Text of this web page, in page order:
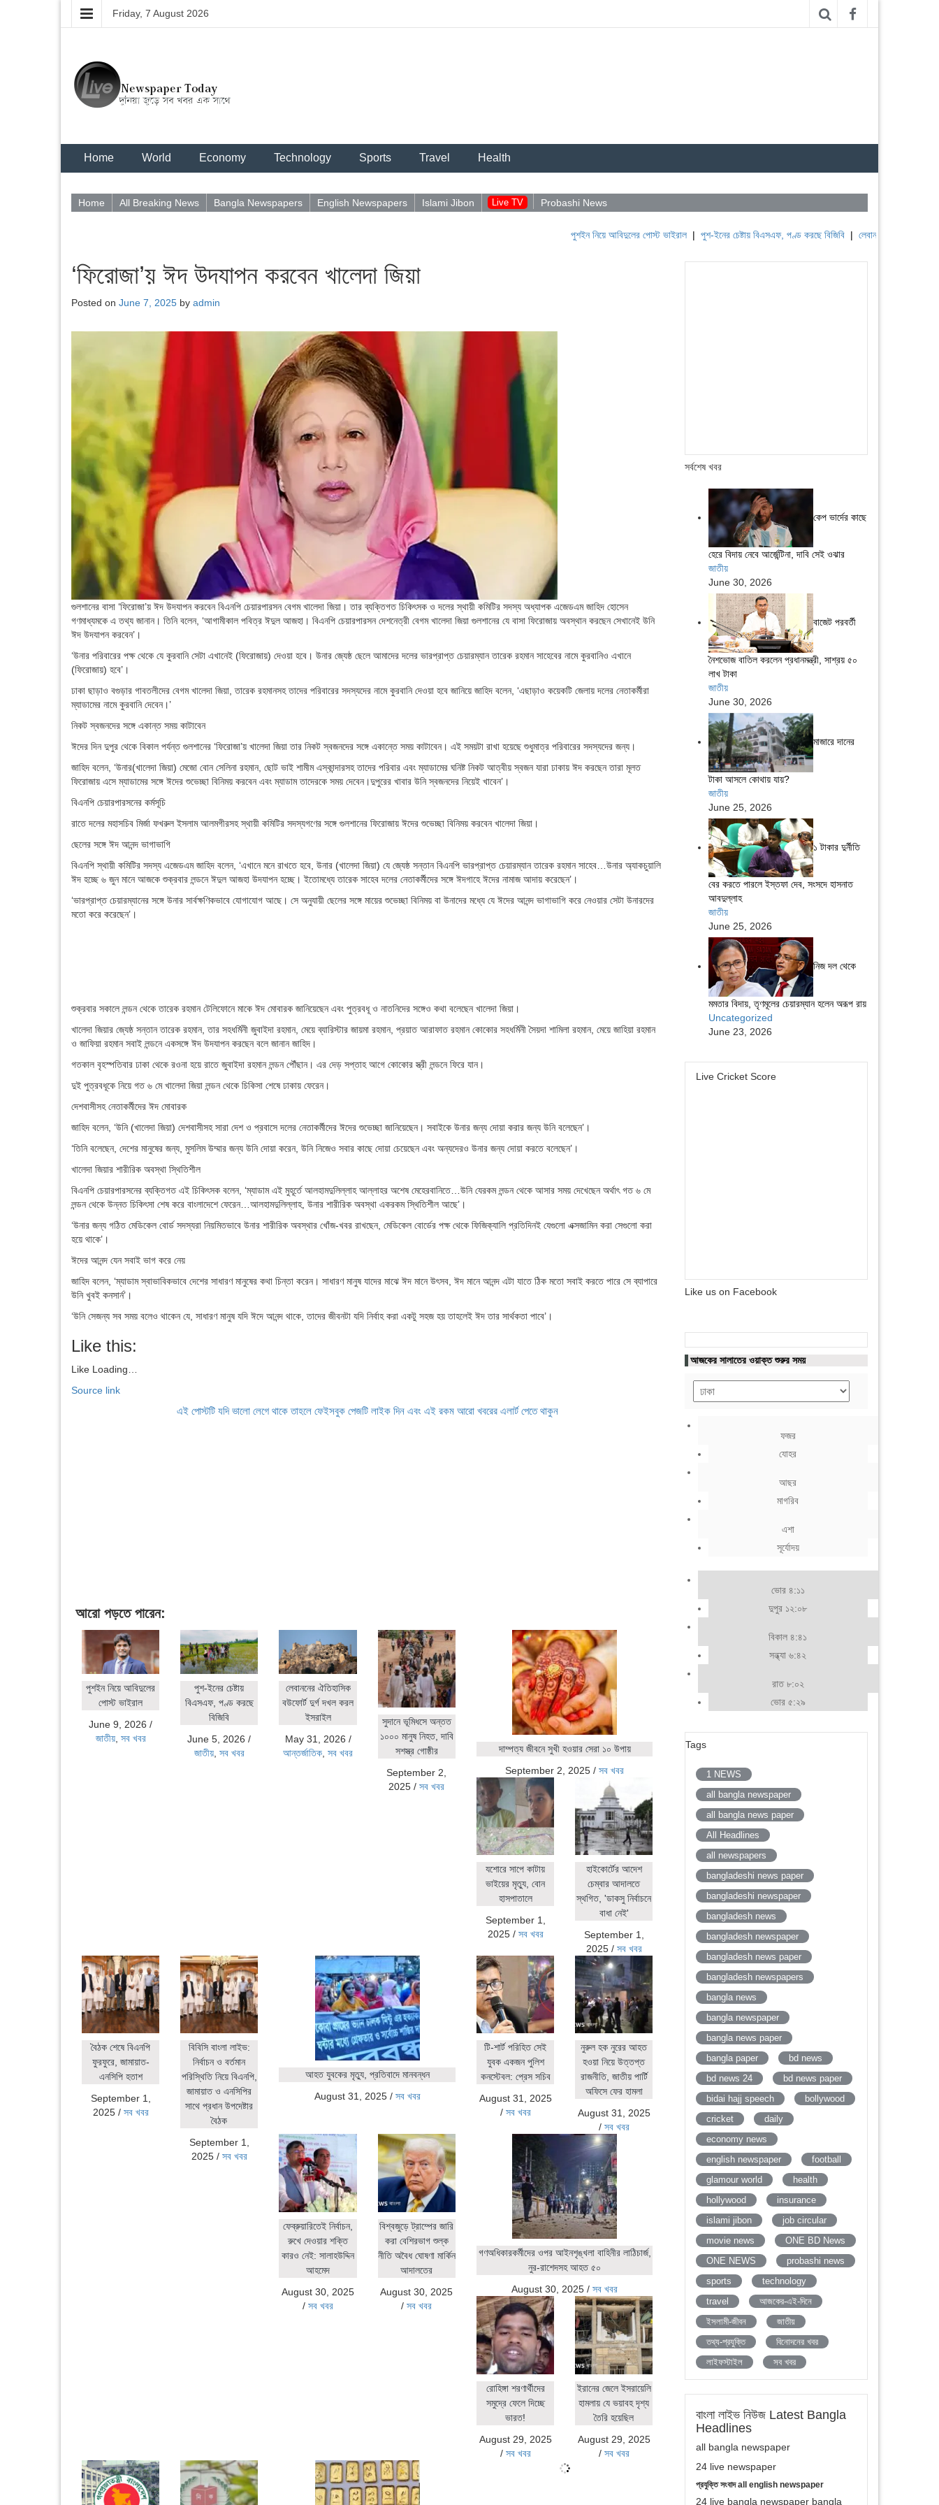
Friday, 7 August 2026
Home World Economy Technology Sports Travel Health
Home All Breaking News Bangla Newspapers English Newspapers Islami Jibon Live TV Probashi News
পুশইন নিয়ে আবিদুলের পোস্ট ভাইরাল|পুশ-ইনের চেষ্টায় বিএসএফ, পণ্ড করছে বিজিবি| লেবাননের ঐতিহাসিক বউফোর্ট দুর্গ
‘ফিরোজা’য় ঈদ উদযাপন করবেন খালেদা জিয়া
Posted on June 7, 2025 by admin
গুলশানের বাসা ‘ফিরোজা’য় ঈদ উদযাপন করবেন বিএনপি চেয়ারপারসন বেগম খালেদা জিয়া। তার ব্যক্তিগত চিকিৎসক ও দলের স্থায়ী কমিটির সদস্য অধ্যাপক এজেডএম জাহিদ হোসেন
গণমাধ্যমকে এ তথ্য জানান। তিনি বলেন, ‘আগামীকাল পবিত্র ঈদুল আজহা। বিএনপি চেয়ারপারসন দেশনেত্রী বেগম খালেদা জিয়া গুলশানের যে বাসা ফিরোজায় অবস্থান করছেন সেখানেই উনি
ঈদ উদযাপন করবেন’।
‘উনার পরিবারের পক্ষ থেকে যে কুরবানি সেটা এখানেই (ফিরোজায়) দেওয়া হবে। উনার জ্যেষ্ঠ ছেলে আমাদের দলের ভারপ্রাপ্ত চেয়ারম্যান তারেক রহমান সাহেবের নামে কুরবানিও এখানে
(ফিরোজায়) হবে’।
ঢাকা ছাড়াও বগুড়ার গাবতলীদের বেগম খালেদা জিয়া, তারেক রহমানসহ তাদের পরিবারের সদস্যদের নামে কুরবানি দেওয়া হবে জানিয়ে জাহিদ বলেন, ‘এছাড়াও কয়েকটি জেলায় দলের নেতাকর্মীরা
ম্যাডামের নামে কুরবানি দেবেন।’
নিকট স্বজনদের সঙ্গে একান্ত সময় কাটাবেন
ঈদের দিন দুপুর থেকে বিকাল পর্যন্ত গুলশানের ‘ফিরোজা’য় খালেদা জিয়া তার নিকট স্বজনদের সঙ্গে একান্তে সময় কাটাবেন। এই সময়টা রাখা হয়েছে শুধুমাত্র পরিবারের সদস্যদের জন্য।
জাহিদ বলেন, ‘উনার(খালেদা জিয়া) মেজো বোন সেলিনা রহমান, ছোট ভাই শামীম এস্কান্দারসহ তাদের পরিবার এবং ম্যাডামের ঘনিষ্ট নিকট আত্বীয় স্বজন যারা ঢাকায় ঈদ করছেন তারা মূলত
ফিরোজায় এসে ম্যাডামের সঙ্গে ঈদের শুভেচ্ছা বিনিময় করবেন এবং ম্যাডাম তাদেরকে সময় দেবেন।দুপুরের খাবার উনি স্বজনদের নিয়েই খাবেন’।
বিএনপি চেয়ারপারসনের কর্মসূচি
রাতে দলের মহাসচিব মির্জা ফখরুল ইসলাম আলমগীরসহ স্থায়ী কমিটির সদস্যগণের সঙ্গে গুলশানের ফিরোজায় ঈদের শুভেচ্ছা বিনিময় করবেন খালেদা জিয়া।
ছেলের সঙ্গে ঈদ আনন্দ ভাগাভাগি
বিএনপি স্থায়ী কমিটির সদস্য এজেডএম জাহিদ বলেন, ‘এখানে মনে রাখতে হবে, উনার (খালেদা জিয়া) যে জ্যেষ্ঠ সন্তান বিএনপি ভারপ্রাপ্ত চেয়ারম্যান তারেক রহমান সাহেব…উনার অ্যাকচুয়ালি
ঈদ হচ্ছে ৬ জুন মানে আজকে শুক্রবার লন্ডনে ঈদুল আজহা উদযাপন হচ্ছে। ইতোমধ্যে তারেক সাহেব দলের নেতাকর্মীদের সঙ্গে ঈদগাহে ঈদের নামাজ আদায় করেছেন’।
‘ভারপ্রাপ্ত চেয়ারম্যানের সঙ্গে উনার সার্বক্ষণিকভাবে যোগাযোগ আছে। সে অনুযায়ী ছেলের সঙ্গে মায়ের শুভেচ্ছা বিনিময় বা উনাদের মধ্যে যে ঈদের আনন্দ ভাগাভাগি করে নেওয়ার সেটা উনারদের
মতো করে করেছেন’।
শুক্রবার সকালে লন্ডন থেকে তারেক রহমান টেলিফোনে মাকে ঈদ মোবারক জানিয়েছেন এবং পুত্রবধূ ও নাতনিদের সঙ্গেও কথা বলেছেন খালেদা জিয়া।
খালেদা জিয়ার জ্যেষ্ঠ সন্তান তারেক রহমান, তার সহধর্মিনী জুবাইদা রহমান, মেয়ে ব্যারিস্টার জায়মা রহমান, প্রয়াত আরাফাত রহমান কোকোর সহধর্মিনী সৈয়দা শামিলা রহমান, মেয়ে জাহিয়া রহমান
ও জাফিয়া রহমান সবাই লন্ডনে একসঙ্গে ঈদ উদযাপন করছেন বলে জানান জাহিদ।
গতকাল বৃহস্পতিবার ঢাকা থেকে রওনা হয়ে রাতে জুবাইদা রহমান লন্ডন পৌঁছান। এর দেড় সপ্তাহ আগে কোকোর স্ত্রী লন্ডনে ফিরে যান।
দুই পুত্রবধূকে নিয়ে গত ৬ মে খালেদা জিয়া লন্ডন থেকে চিকিসা শেষে ঢাকায় ফেরেন।
দেশবাসীসহ নেতাকর্মীদের ঈদ মোবারক
জাহিদ বলেন, ‘উনি (খালেদা জিয়া) দেশবাসীসহ সারা দেশ ও প্রবাসে দলের নেতাকর্মীদের ঈদের শুভেচ্ছা জানিয়েছেন। সবাইকে উনার জন্য দোয়া করার জন্য উনি বলেছেন’।
‘তিনি বলেছেন, দেশের মানুষের জন্য, মুসলিম উম্মার জন্য উনি দোয়া করেন, উনি নিজেও সবার কাছে দোয়া চেয়েছেন এবং অন্যদেরও উনার জন্য দোয়া করতে বলেছেন’।
খালেদা জিয়ার শারীরিক অবস্থা স্থিতিশীল
বিএনপি চেয়ারপারসনের ব্যক্তিগত এই চিকিৎসক বলেন, ‘ম্যাডাম এই মুহূর্তে আলহামদুলিল্লাহ আল্লাহর অশেষ মেহেরবানিতে…উনি যেরকম লন্ডন থেকে আসার সময় দেখেছেন অর্থাৎ গত ৬ মে
লন্ডন থেকে উন্নত চিকিৎসা শেষ করে বাংলাদেশে ফেরেন…আলহামদুলিল্লাহ, উনার শারীরিক অবস্থা একরকম স্থিতিশীল আছে’।
‘উনার জন্য গঠিত মেডিকেল বোর্ড সদস্যরা নিয়মিতভাবে উনার শারীরিক অবস্থার খোঁজ-খবর রাখছেন, মেডিকেল বোর্ডের পক্ষ থেকে ফিজিক্যালি প্রতিদিনই যেগুলো এক্সজামিন করা সেগুলো করা
হয়ে থাকে’।
ঈদের আনন্দ যেন সবাই ভাগ করে নেয়
জাহিদ বলেন, ‘ম্যাডাম স্বাভাবিকভাবে দেশের সাধারণ মানুষের কথা চিন্তা করেন। সাধারণ মানুষ যাদের মাঝে ঈদ মানে উৎসব, ঈদ মানে আনন্দ এটা যাতে ঠিক মতো সবাই করতে পারে সে ব্যাপারে
উনি খুবই কনসার্ন’।
‘উনি সেজন্য সব সময় বলেও থাকেন যে, সাধারণ মানুষ যদি ঈদে আনন্দ থাকে, তাদের জীবনটা যদি নির্বাহ করা একটু সহজ হয় তাহলেই ঈদ তার সার্থকতা পাবে’।
Like this:
Like Loading…
Source link
এই পোস্টটি যদি ভালো লেগে থাকে তাহলে ফেইসবুক পেজটি লাইক দিন এবং এই রকম আরো খবরের এলার্ট পেতে থাকুন
আরো পড়তে পারেন:
পুশইন নিয়ে আবিদুলের
পোস্ট ভাইরাল
June 9, 2026 /
জাতীয়, সব খবর
পুশ-ইনের চেষ্টায়
বিএসএফ, পণ্ড করছে
বিজিবি
June 5, 2026 /
জাতীয়, সব খবর
লেবাননের ঐতিহাসিক
বউফোর্ট দুর্গ দখল করল
ইসরাইল
May 31, 2026 /
আন্তর্জাতিক ,সব খবর
সুদানে ভূমিধসে অন্তত
১০০০ মানুষ নিহত, দাবি
সশস্ত্র গোষ্ঠীর
September 2,
2025 /সব খবর
দাম্পত্য জীবনে সুখী হওয়ার সেরা ১০ উপায়
September 2, 2025 /সব খবর
যশোরে সাপে কাটায়
ভাইয়ের মৃত্যু, বোন
হাসপাতালে
September 1,
2025/ সব খবর
হাইকোর্টের আদেশ
চেম্বার আদালতে
স্থগিত, 'ডাকসু নির্বাচনে
বাধা নেই'
September 1,
2025/ সব খবর
বৈঠক শেষে বিএনপি
ফুরফুরে, জামায়াত-
এনসিপি হতাশ
September 1,
2025/ সব খবর
বিবিসি বাংলা লাইভ:
নির্বাচন ও বর্তমান
পরিস্থিতি নিয়ে বিএনপি,
জামায়াত ও এনসিপির
সাথে প্রধান উপদেষ্টার
বৈঠক
September 1,
2025/ সব খবর
আহত যুবকের মৃত্যু, প্রতিবাদে মানবন্ধন
August 31, 2025/ সব খবর
টি-শার্ট পরিহিত সেই
যুবক একজন পুলিশ
কনস্টেবল: প্রেস সচিব
August 31, 2025
/ সব খবর
নুরুল হক নুরের আহত
হওয়া নিয়ে উত্তপ্ত
রাজনীতি, জাতীয় পার্টি
অফিসে ফের হামলা
August 31, 2025
/ সব খবর
ফেব্রুয়ারিতেই নির্বাচন,
রুখে দেওয়ার শক্তি
কারও নেই: সালাহউদ্দিন
আহমেদ
August 30, 2025
/সব খবর
বিশ্বজুড়ে ট্রাম্পের জারি
করা বেশিরভাগ শুল্ক
নীতি অবৈধ ঘোষণা মার্কিন
আদালতের
August 30, 2025
/সব খবর
গণঅধিকারকর্মীদের ওপর আইনশৃঙ্খলা বাহিনীর লাঠিচার্জ,
নুর-রাশেদসহ আহত ৫০
August 30, 2025 /সব খবর
রোহিঙ্গা শরণার্থীদের
সমুদ্রে ফেলে দিচ্ছে
ভারত!
August 29, 2025
/ সব খবর
ইরানের জেলে ইসরায়েলি
হামলায় যে ভয়াবহ দৃশ্য
তৈরি হয়েছিল
August 29, 2025
/ সব খবর
সর্বশেষ খবর
কেপ ভার্দের কাছে
হেরে বিদায় নেবে আর্জেন্টিনা, দাবি সেই ওঝার
জাতীয়
June 30, 2026
বাজেট পরবর্তী
নৈশভোজ বাতিল করলেন প্রধানমন্ত্রী, সাশ্রয় ৫০
লাখ টাকা
জাতীয়
June 30, 2026
মাজারে দানের
টাকা আসলে কোথায় যায়?
জাতীয়
June 25, 2026
১ টাকার দুর্নীতি
বের করতে পারলে ইস্তফা দেব, সংসদে হাসনাত
আবদুল্লাহ
জাতীয়
June 25, 2026
নিজ দল থেকে
মমতার বিদায়, তৃণমূলের চেয়ারম্যান হলেন অরূপ রায়
Uncategorized
June 23, 2026
Live Cricket Score
Like us on Facebook
আজকের সালাতের ওয়াক্ত শুরুর সময়
ফজর
যোহর
আছর
মাগরিব
এশা
সূর্যোদয়
ভোর ৪:১১
দুপুর ১২:০৮
বিকাল ৪:৪১
সন্ধ্যা ৬:৪২
রাত ৮:০২
ভোর ৫:২৯
Tags
1 NEWS
all bangla newspaper
all bangla news paper
All Headlines
all newspapers
bangladeshi news paper
bangladeshi newspaper
bangladesh news
bangladesh newspaper
bangladesh news paper
bangladesh newspapers
bangla news
bangla newspaper
bangla news paper
bangla paper
bd news
bd news 24
bd news paper
bidai hajj speech
bollywood
cricket
daily
economy news
english newspaper
football
glamour world
health
hollywood
insurance
islami jibon
job circular
movie news
ONE BD News
ONE NEWS
probashi news
sports
technology
travel
আজকের-এই-দিনে
ইসলামী-জীবন
জাতীয়
তথ্য-প্রযুক্তি
বিনোদনের খবর
লাইফস্টাইল
সব খবর
বাংলা লাইভ নিউজ Latest Bangla
Headlines
all bangla newspaper
24 live newspaper
প্রযুক্তি সংবাদ all english newspaper
24 live bangla newspaper bangla